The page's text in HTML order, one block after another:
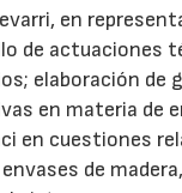
en
de
elaboración
en materia de
en cuestiones
de